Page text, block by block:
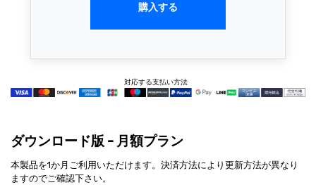
購入する
対応する支払い方法
ダウンロード版 - 月額プラン
本製品を1か月ご利用いただけます。決済方法により更新方法が異なり
ますのでご確認下さい。